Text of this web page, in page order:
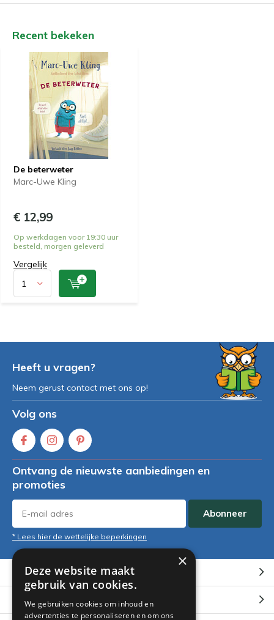
Recent bekeken
De beterweter
Marc-Uwe Kling
€ 12,99
Op werkdagen voor 19:30 uur
besteld, morgen geleverd
Vergelijk
Heeft u vragen?
Neem gerust contact met ons op!
Volg ons
Ontvang de nieuwste aanbiedingen en
promoties
Abonneer
* Lees hier de wettelijke beperkingen
Klantenservice
Mijn account
×
Deze website maakt
gebruik van cookies.
We gebruiken cookies om inhoud en
advertenties te personaliseren en om ons